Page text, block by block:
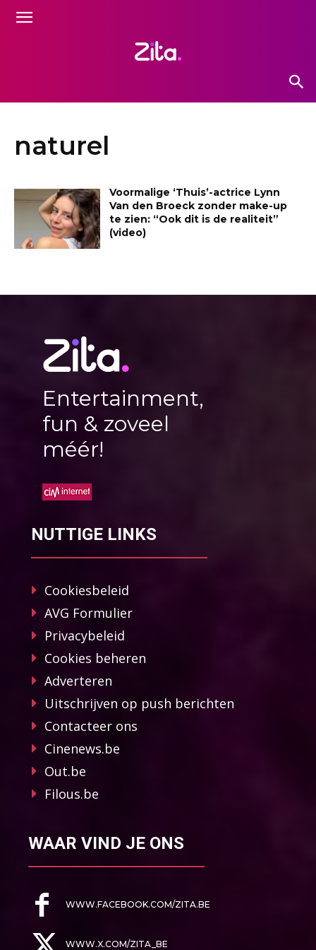
naturel
Voormalige ‘Thuis’-actrice Lynn
Van den Broeck zonder make-up
te zien: “Ook dit is de realiteit”
(video)
Entertainment,
fun & zoveel
méér!
NUTTIGE LINKS
Cookiesbeleid
AVG Formulier
Privacybeleid
Cookies beheren
Adverteren
Uitschrijven op push berichten
Contacteer ons
Cinenews.be
Out.be
Filous.be
WAAR VIND JE ONS
WWW.FACEBOOK.COM/ZITA.BE
WWW.X.COM/ZITA_BE